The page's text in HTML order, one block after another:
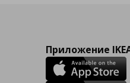
Приложение